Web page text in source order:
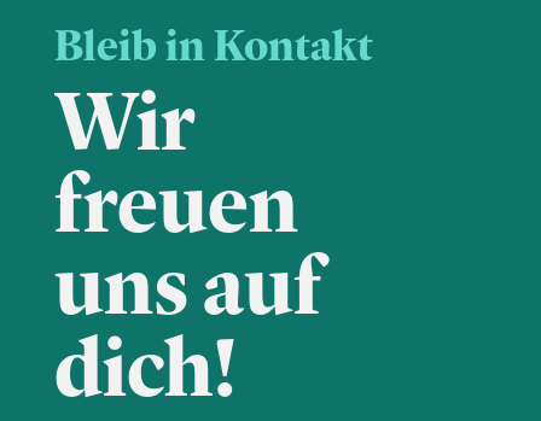
Bleib in Kontakt
Wir
freuen
uns auf
dich!